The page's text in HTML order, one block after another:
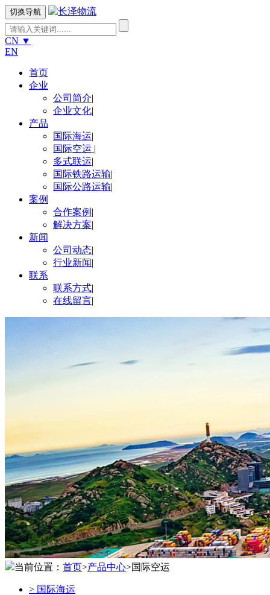
切换导航
CN ▼
EN
首页
企业
公司简介|
企业文化|
产品
国际海运|
国际空运 |
多式联运|
国际铁路运输|
国际公路运输|
案例
合作案例 |
解决方案|
新闻
公司动态|
行业新闻|
联系
联系方式|
在线留言|
当前位置： 首页>产品中心>国际空运
> 国际海运